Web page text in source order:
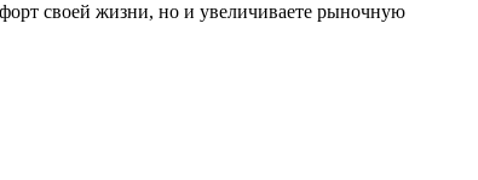
своей жизни, но и увеличиваете рыночную